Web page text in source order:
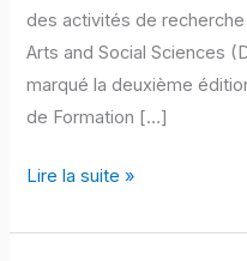
des activités de
Arts and Social Sciences
marqué la deuxième
de Formation […]
Lire la suite »